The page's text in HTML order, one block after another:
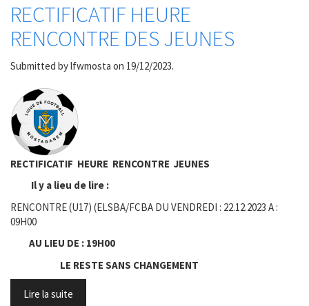
RECTIFICATIF HEURE
RENCONTRE DES JEUNES
Submitted bylfwmosta on 19/12/2023.
RECTIFICATIF HEURE RENCONTRE JEUNES
Il y a lieu de lire :
RENCONTRE (U17) (ELSBA/FCBA DU VENDREDI : 22.12.2023 A :
09H00
AU LIEU DE : 19H00
LE RESTE SANS CHANGEMENT
Lire la suite